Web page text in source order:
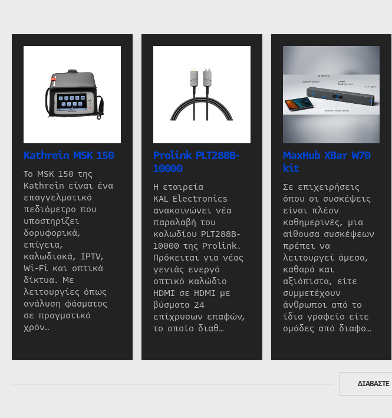
Kathrein MSK 150
Το MSK 150 της
Kathrein είναι ένα
επαγγελματικό
πεδιόμετρο που
υποστηρίζει
δορυφορικά,
επίγεια,
καλωδιακά, IPTV,
Wi-Fi και οπτικά
δίκτυα. Με
λειτουργίες όπως
ανάλυση φάσματος
σε πραγματικό
χρόν…
Prolink PLT288B-
10000
Η εταιρεία
KAL Electronics
ανακοινώνει νέα
παραλαβή του
καλωδίου PLT288B-
10000 της Prolink.
Πρόκειται για νέας
γενιάς ενεργό
οπτικό καλώδιο
HDMI σε HDMI με
βύσματα 24
επίχρυσων επαφών,
το οποίο διαθ…
MaxHub XBar W70
kit
Σε επιχειρήσεις
όπου οι συσκέψεις
είναι πλέον
καθημερινές, μια
αίθουσα συσκέψεων
πρέπει να
λειτουργεί άμεσα,
καθαρά και
αξιόπιστα, είτε
συμμετέχουν
άνθρωποι από το
ίδιο γραφείο είτε
ομάδες από διαφο…
ΔΙΑΒΑΣΤΕ